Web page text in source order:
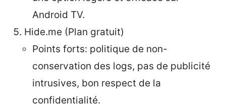
Android TV.
Hide.me (Plan gratuit)
Points forts: politique de non-
conservation des logs, pas de publicité
intrusives, bon respect de la
confidentialité.